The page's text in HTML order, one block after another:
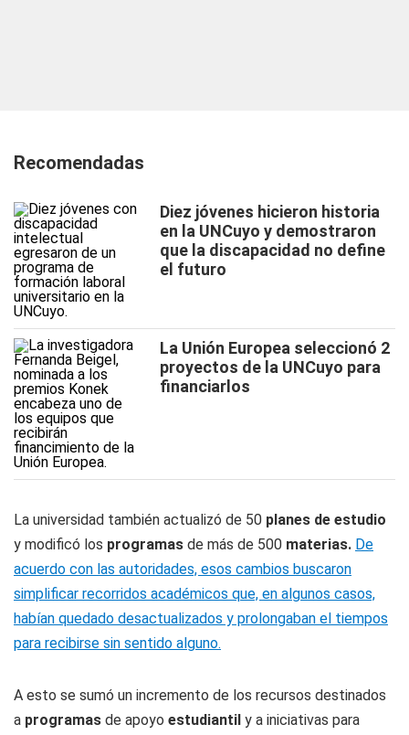
Recomendadas
Diez jóvenes hicieron historia
en la UNCuyo y demostraron
que la discapacidad no define
el futuro
La Unión Europea seleccionó 2
proyectos de la UNCuyo para
financiarlos
La universidad también actualizó de 50 planes de estudio
y modificó los programas de más de 500 materias. De
acuerdo con las autoridades, esos cambios buscaron
simplificar recorridos académicos que, en algunos casos,
habían quedado desactualizados y prolongaban el tiempos
para recibirse sin sentido alguno.
A esto se sumó un incremento de los recursos destinados
a programas de apoyo estudiantil y a iniciativas para